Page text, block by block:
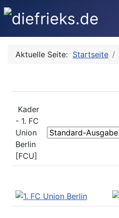
Aktuelle Seite: Startseite
Kader
- 1. FC
Union
Berlin
[FCU]